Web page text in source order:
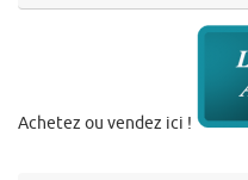
Achetez ou vendez ici !